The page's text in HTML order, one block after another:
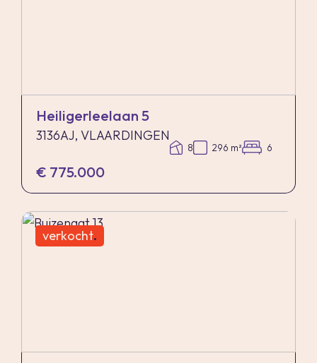
Heiligerleelaan 5
3136AJ, VLAARDINGEN
8 296 m² 6
€ 775.000
verkocht.